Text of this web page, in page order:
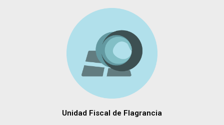
Unidad Fiscal de Flagrancia